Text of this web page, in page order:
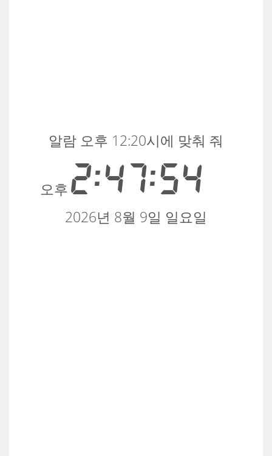
오후 2:47:54
알람 오후 12:20시에 맞춰 줘
2026년 8월 9일 일요일